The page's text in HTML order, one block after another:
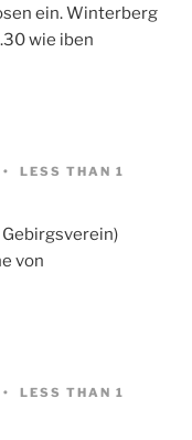
ein. Winterberg
wie iben
LESS THAN 1
von
LESS THAN 1